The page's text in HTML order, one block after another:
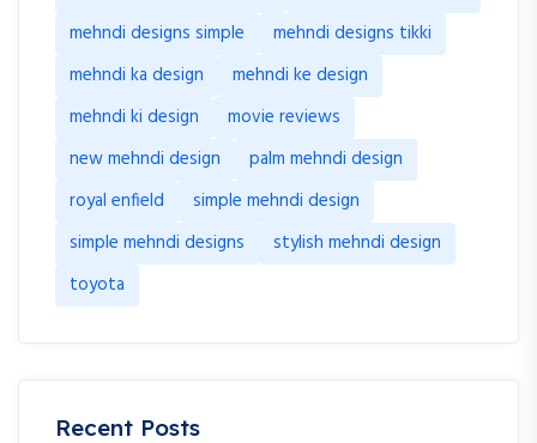
mehndi designs simple
mehndi designs tikki
mehndi ka design
mehndi ke design
mehndi ki design
movie reviews
new mehndi design
palm mehndi design
royal enfield
simple mehndi design
simple mehndi designs
stylish mehndi design
toyota
Recent Posts